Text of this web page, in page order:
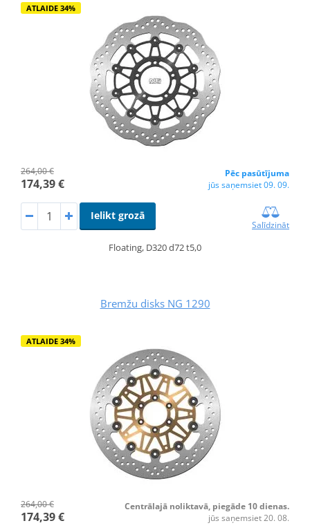
ATLAIDE 34%
264,00 €
174,39 €
Pēc pasūtījuma
jūs saņemsiet 09. 09.
Ielikt grozā
Salīdzināt
Floating, D320 d72 t5,0
Bremžu disks NG 1290
ATLAIDE 34%
264,00 €
174,39 €
Centrālajā noliktavā, piegāde 10 dienas.
jūs saņemsiet 20. 08.